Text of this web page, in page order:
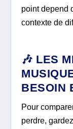
point depend
contexte de
🎶 LES
BESOIN
Pour
perdre,